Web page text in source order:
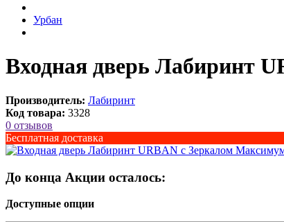
Урбан
Входная дверь Лабиринт
Производитель: Лабиринт
Код товара: 3328
0 отзывов
Бесплатная доставка
До конца Акции осталось:
Доступные опции